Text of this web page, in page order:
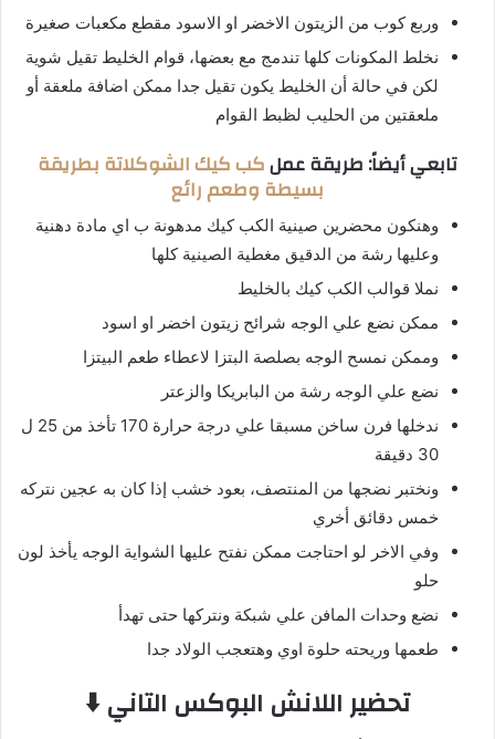
وربع كوب من الزيتون الاخضر او الاسود مقطع مكعبات صغيرة
نخلط المكونات كلها تندمج مع بعضها، قوام الخليط تقيل شوية
لكن في حالة أن الخليط يكون تقيل جدا ممكن اضافة ملعقة أو
ملعقتين من الحليب لظبط القوام
تابعي أيضاً: طريقة عملكب كيك الشوكلاتة بطريقة
بسيطة وطعم رائع
وهنكون محضرين صينية الكب كيك مدهونة ب اي مادة دهنية
وعليها رشة من الدقيق مغطية الصينية كلها
نملا قوالب الكب كيك بالخليط
ممكن نضع علي الوجه شرائح زيتون اخضر او اسود
وممكن نمسح الوجه بصلصة البتزا لاعطاء طعم البيتزا
نضع علي الوجه رشة من البابريكا والزعتر
ندخلها فرن ساخن مسبقا علي درجة حرارة 170 تأخذ من 25 ل
30 دقيقة
ونختبر نضجها من المنتصف، بعود خشب إذا كان به عجين نتركه
خمس دقائق أخري
وفي الاخر لو احتاجت ممكن نفتح عليها الشواية الوجه يأخذ لون
حلو
نضع وحدات المافن علي شبكة ونتركها حتى تهدأ
طعمها وريحته حلوة اوي وهتعجب الولاد جدا
تحضير اللانش البوكس التاني ⬇️